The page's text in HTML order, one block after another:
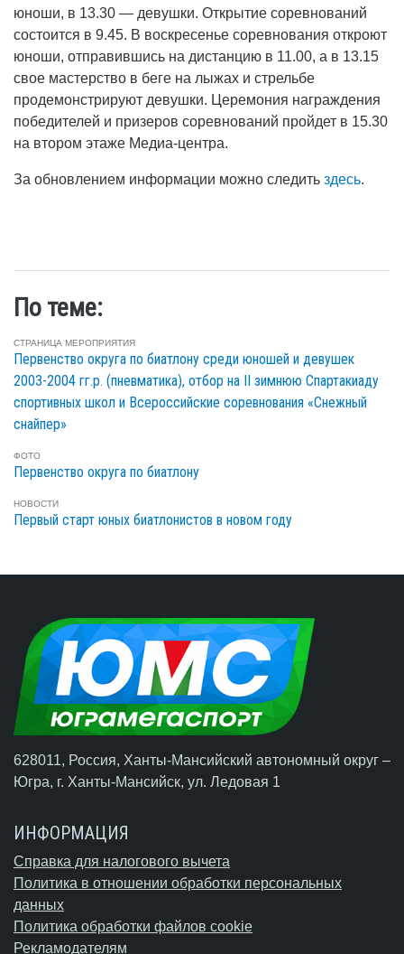
юноши, в 13.30 — девушки. Открытие соревнований
состоится в 9.45. В воскресенье соревнования откроют
юноши, отправившись на дистанцию в 11.00, а в 13.15
свое мастерство в беге на лыжах и стрельбе
продемонстрируют девушки. Церемония награждения
победителей и призеров соревнований пройдет в 15.30
на втором этаже Медиа-центра.
За обновлением информации можно следить здесь.
По теме:
СТРАНИЦА МЕРОПРИЯТИЯ
Первенство округа по биатлону среди юношей и девушек
2003-2004 гг.р. (пневматика), отбор на II зимнюю Спартакиаду
спортивных школ и Всероссийские соревнования «Снежный
снайпер»
ФОТО
Первенство округа по биатлону
НОВОСТИ
Первый старт юных биатлонистов в новом году
628011, Россия, Ханты-Мансийский автономный округ –
Югра, г. Ханты-Мансийск, ул. Ледовая 1
ИНФОРМАЦИЯ
Справка для налогового вычета
Политика в отношении обработки персональных
данных
Политика обработки файлов cookie
Рекламодателям